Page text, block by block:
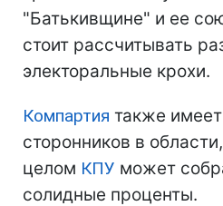
"Батькивщине" и ее
стоит рассчитывать
электоральные крохи.
Компартия также
сторонников в
целом КПУ может
солидные проценты.